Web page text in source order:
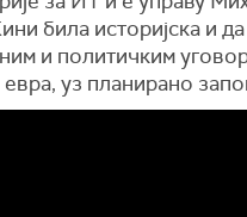
била историјска и
и политичким
уз планирано